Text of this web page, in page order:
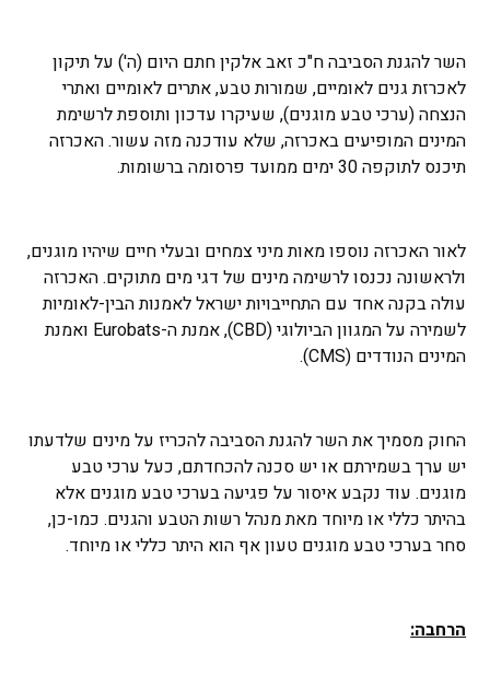
השר להגנת הסביבה ח"כ זאב אלקין חתם היום (ה') על תיקון
לאכרזת גנים לאומיים, שמורות טבע, אתרים לאומיים ואתרי
הנצחה (ערכי טבע מוגנים), שעיקרו עדכון ותוספת לרשימת
המינים המופיעים באכרזה, שלא עודכנה מזה עשור. האכרזה
תיכנס לתוקפה 30 ימים ממועד פרסומה ברשומות.
לאור האכרזה נוספו מאות מיני צמחים ובעלי חיים שיהיו מוגנים,
ולראשונה נכנסו לרשימה מינים של דגי מים מתוקים. האכרזה
עולה בקנה אחד עם התחייבויות ישראל לאמנות הבין-לאומיות
לשמירה על המגוון הביולוגי (CBD), אמנת ה-Eurobats ואמנת
המינים הנודדים (CMS).
החוק מסמיך את השר להגנת הסביבה להכריז על מינים שלדעתו
יש ערך בשמירתם או יש סכנה להכחדתם, כעל ערכי טבע
מוגנים. עוד נקבע איסור על פגיעה בערכי טבע מוגנים אלא
בהיתר כללי או מיוחד מאת מנהל רשות הטבע והגנים. כמו-כן,
סחר בערכי טבע מוגנים טעון אף הוא היתר כללי או מיוחד.
הרחבה: